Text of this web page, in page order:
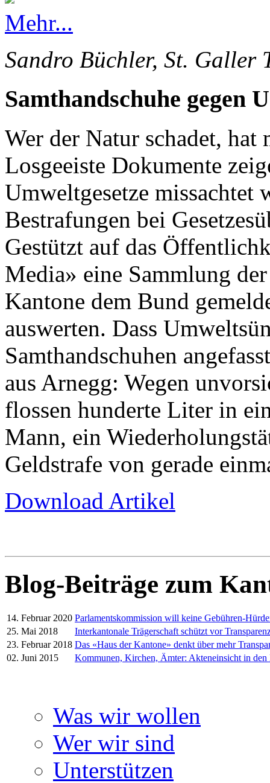
Mehr...
Sandro Büchler, St. Galler
Samthandschuhe gegen
Wer der Natur schadet,
Losgeeiste Dokumente
Umweltgesetze missachtet
Bestrafungen bei
Gestützt auf das
Media» eine Sammlung
Kantone dem Bund
auswerten. Dass
Samthandschuhen
aus Arnegg: Wegen
flossen hunderte Liter in
Mann, ein
Geldstrafe von gerade
Download Artikel
Blog-Beiträge zum
14. Februar 2020 Parlamentskommission will keine Gebühren-
25. Mai 2018
Interkantonale Trägerschaft schützt vor
23. Februar 2018 Das «Haus der Kantone» denkt über mehr
02. Juni 2015
Kommunen, Kirchen, Ämter: Akteneinsicht in den
Was wir wollen
Wer wir sind
Unterstützen